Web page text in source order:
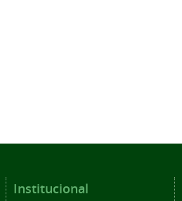
Institucional